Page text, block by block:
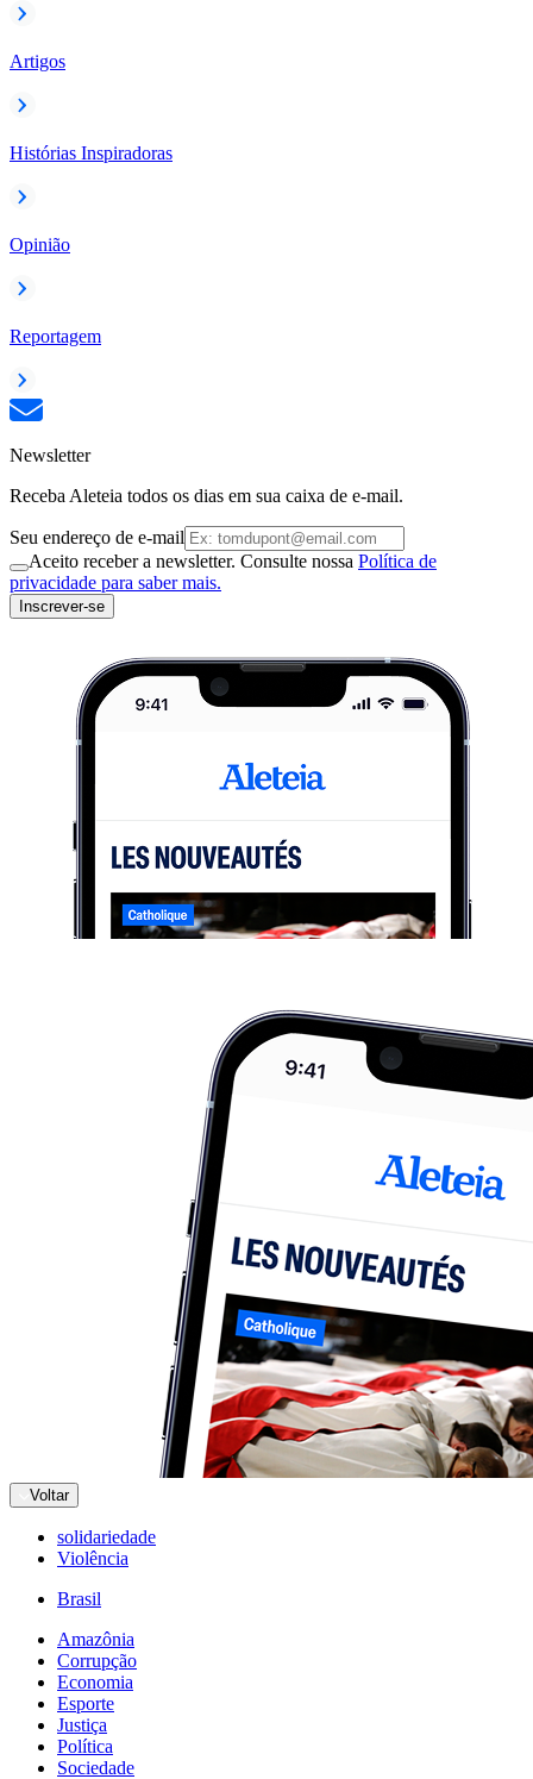
Artigos
Histórias Inspiradoras
Opinião
Reportagem
Newsletter
Receba Aleteia todos os dias em sua caixa de e-mail.
Seu endereço de e-mail
Aceito receber a newsletter. Consulte nossa Política de
privacidade para saber mais.
Inscrever-se
Voltar
solidariedade
Violência
Brasil
Amazônia
Corrupção
Economia
Esporte
Justiça
Política
Sociedade